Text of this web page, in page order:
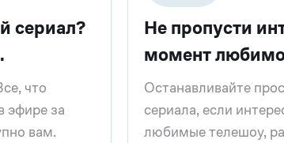
сериал?
что
эфире за
вам.
Не пропусти
момент
Останавливайте
сериала, если
любимые телешоу,